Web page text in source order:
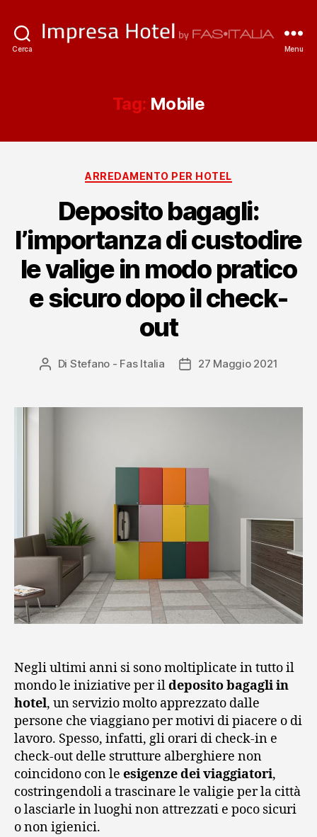
Cerca Menu
Tag: Mobile
Categorie
ARREDAMENTO PER HOTEL
Deposito bagagli:
l’importanza di custodire
le valige in modo pratico
e sicuro dopo il check-
out
Autore
Di Stefano - Fas Italia
Data27 Maggio 2021
Negli ultimi anni si sono moltiplicate in tutto il
mondo le iniziative per ildeposito bagagli in
hotel, un servizio molto apprezzato dalle
persone che viaggiano per motivi di piacere o di
lavoro. Spesso, infatti, gli orari di check-in e
check-out delle strutture alberghiere non
coincidono con le esigenze dei viaggiatori,
costringendoli a trascinare le valigie per la città
o lasciarle in luoghi non attrezzati e poco sicuri
o non igienici.